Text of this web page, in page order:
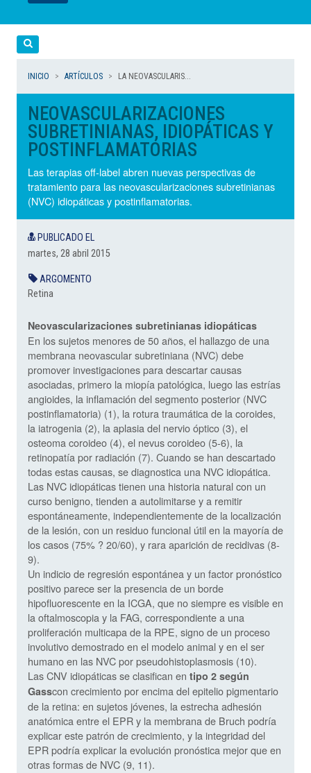
LEER
LEER
LEER
LEER
LEER
INICIO ARTÍCULOS LA NEOVASCULARIS...
NEOVASCULARIZACIONES
SUBRETINIANAS, IDIOPÁTICAS Y
POSTINFLAMATORIAS
Las terapias off-label abren nuevas perspectivas de
tratamiento para las neovascularizaciones subretinianas
(NVC) idiopáticas y postinflamatorias.
PUBLICADO EL
martes, 28 abril 2015
ARGOMENTO
Retina
Neovascularizaciones subretinianas idiopáticas
En los sujetos menores de 50 años, el hallazgo de una
membrana neovascular subretiniana (NVC) debe
promover investigaciones para descartar causas
asociadas, primero la miopía patológica, luego las estrías
angioides, la inflamación del segmento posterior (NVC
postinflamatoria) (1), la rotura traumática de la coroides,
la iatrogenia (2), la aplasia del nervio óptico (3), el
osteoma coroideo (4), el nevus coroideo (5-6), la
retinopatía por radiación (7). Cuando se han descartado
todas estas causas, se diagnostica una NVC idiopática.
Las NVC idiopáticas tienen una historia natural con un
curso benigno, tienden a autolimitarse y a remitir
espontáneamente, independientemente de la localización
de la lesión, con un residuo funcional útil en la mayoría de
los casos (75% ? 20/60), y rara aparición de recidivas (8-
9).
Un indicio de regresión espontánea y un factor pronóstico
positivo parece ser la presencia de un borde
hipofluorescente en la ICGA, que no siempre es visible en
la oftalmoscopia y la FAG, correspondiente a una
proliferación multicapa de la RPE, signo de un proceso
involutivo demostrado en el modelo animal y en el ser
humano en las NVC por pseudohistoplasmosis (10).
Las CNV idiopáticas se clasifican en tipo 2 según
Gasscon crecimiento por encima del epitelio pigmentario
de la retina: en sujetos jóvenes, la estrecha adhesión
anatómica entre el EPR y la membrana de Bruch podría
explicar este patrón de crecimiento, y la integridad del
EPR podría explicar la evolución pronóstica mejor que en
otras formas de NVC (9, 11).